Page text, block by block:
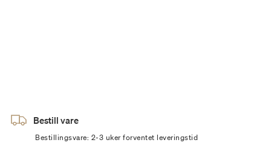
Bestill vare
Bestillingsvare: 2-3 uker forventet leveringstid